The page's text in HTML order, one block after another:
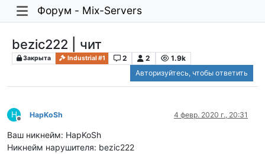
Форум - Mix-Servers
bezic222 | чит
Закрыта Industrial #1 2 2
1.9k
Авторизуйтесь, чтобы ответить
H
Не в сети
HapKoSh 4 февр. 2020 г., 20:31
Ваш никнейм: HapKoSh
Никнейм нарушителя: bezic222